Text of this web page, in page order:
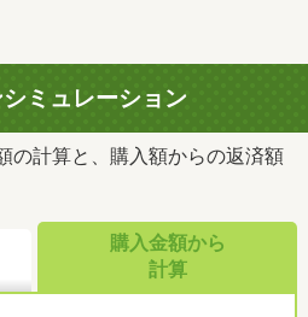
ミュレーション
の計算と、購入額からの返済額
購入金額から
計算